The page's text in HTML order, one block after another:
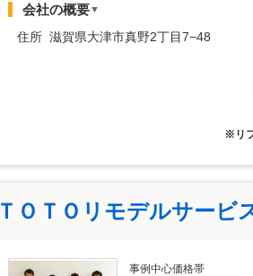
会社の概要▼
住所 滋賀県大津市真野2丁目7−48
※リ
ＴＯＴＯリモデルサービ
事例中心価格帯